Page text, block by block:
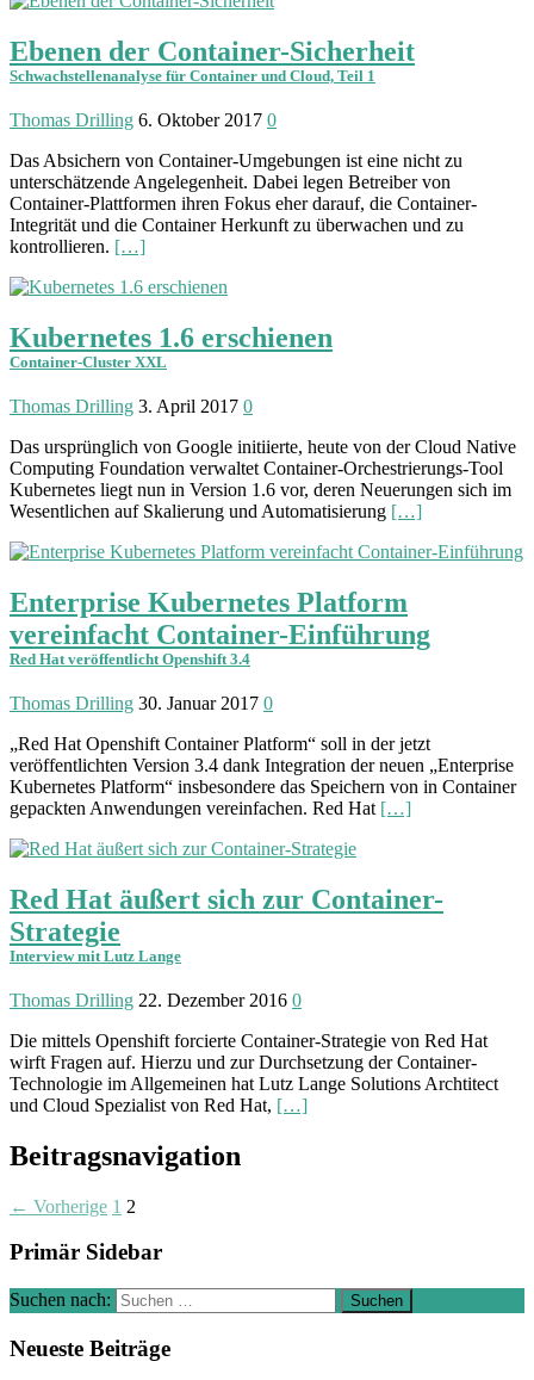
Ebenen der Container-Sicherheit
Schwachstellenanalyse für Container und Cloud, Teil 1
Thomas Drilling 6. Oktober 2017 0
Das Absichern von Container-Umgebungen ist eine nicht zu
unterschätzende Angelegenheit. Dabei legen Betreiber von
Container-Plattformen ihren Fokus eher darauf, die Container-
Integrität und die Container Herkunft zu überwachen und zu
kontrollieren. […]
Kubernetes 1.6 erschienen
Container-Cluster XXL
Thomas Drilling 3. April 2017 0
Das ursprünglich von Google initiierte, heute von der Cloud Native
Computing Foundation verwaltet Container-Orchestrierungs-Tool
Kubernetes liegt nun in Version 1.6 vor, deren Neuerungen sich im
Wesentlichen auf Skalierung und Automatisierung […]
Enterprise Kubernetes Platform
vereinfacht Container-Einführung
Red Hat veröffentlicht Openshift 3.4
Thomas Drilling 30. Januar 2017 0
„Red Hat Openshift Container Platform“ soll in der jetzt
veröffentlichten Version 3.4 dank Integration der neuen „Enterprise
Kubernetes Platform“ insbesondere das Speichern von in Container
gepackten Anwendungen vereinfachen. Red Hat […]
Red Hat äußert sich zur Container-
Strategie
Interview mit Lutz Lange
Thomas Drilling 22. Dezember 2016 0
Die mittels Openshift forcierte Container-Strategie von Red Hat
wirft Fragen auf. Hierzu und zur Durchsetzung der Container-
Technologie im Allgemeinen hat Lutz Lange Solutions Archtitect
und Cloud Spezialist von Red Hat, […]
Beitragsnavigation
← Vorherige 1 2
Primär Sidebar
Suchen nach:
Neueste Beiträge